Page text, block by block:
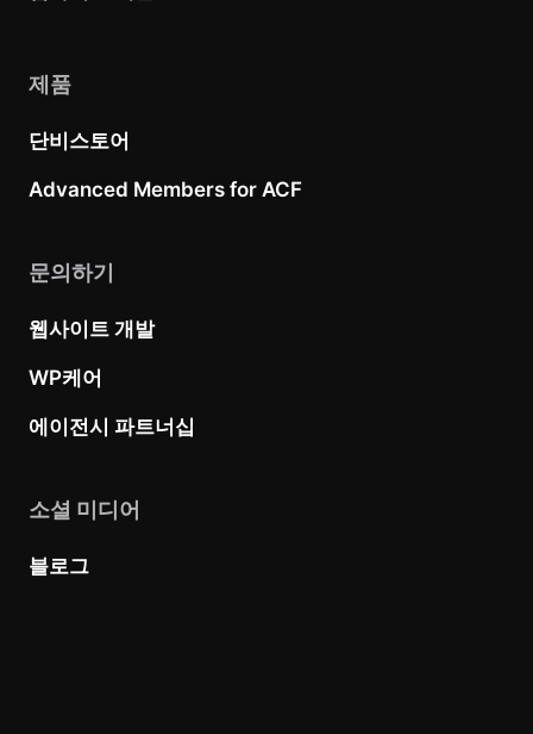
제품
단비스토어
Advanced Members for ACF
문의하기
웹사이트 개발
WP케어
에이전시 파트너십
소셜 미디어
블로그